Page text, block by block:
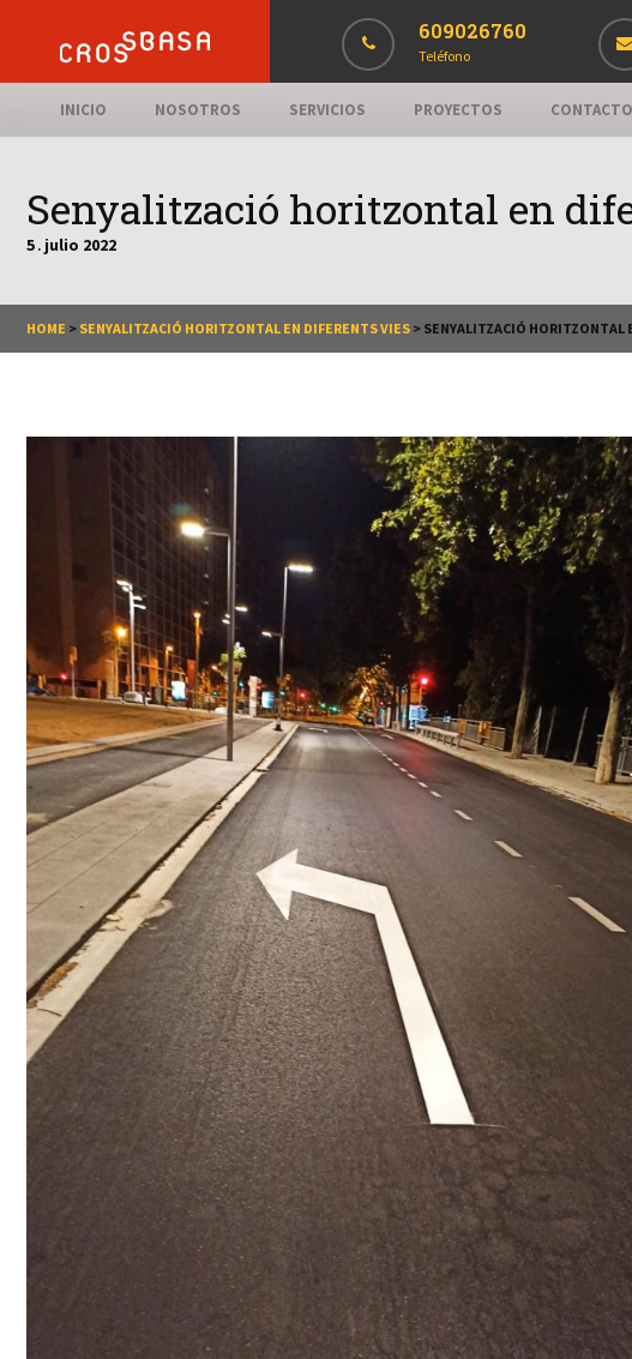
609026760
Teléfono
INICIO NOSOTROS SERVICIOS PROYECTOS CONTACTO
Senyalització horitzontal en
5 . julio 2022
HOME > SENYALITZACIÓ HORITZONTAL EN DIFERENTS VIES > SENYALITZACIÓ HORITZONTAL